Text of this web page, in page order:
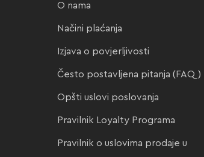
O nama
Načini plaćanja
Izjava o povjerljivosti
Često postavljena pitanja (FAQ)
Opšti uslovi poslovanja
Pravilnik Loyalty Programa
Pravilnik o uslovima prodaje u